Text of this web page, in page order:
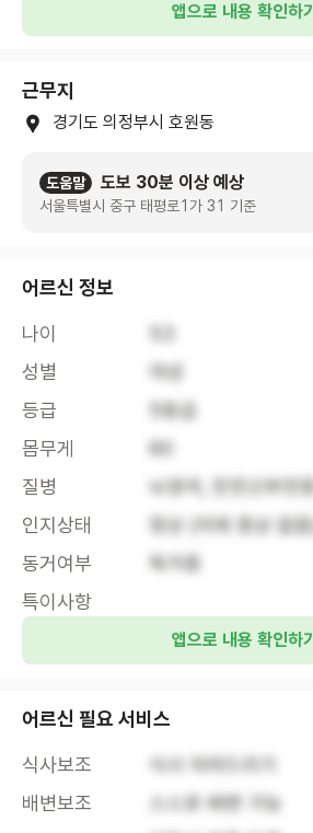
앱으로 내용 확인하기
근무지
경기도 의정부시 호원동
도움말 도보 30분 이상 예상
서울특별시 중구 태평로1가 31 기준
어르신 정보
나이
성별
여성
등급
5등급
몸무게
60
질병
뇌경색, 만전신부전증
인지상태
정상 (치매 증상 없음)
동거여부
독거중
특이사항
앱으로 내용 확인하기
어르신 필요 서비스
식사보조
식사 차려드리기
배변보조
스스로 배변 가능